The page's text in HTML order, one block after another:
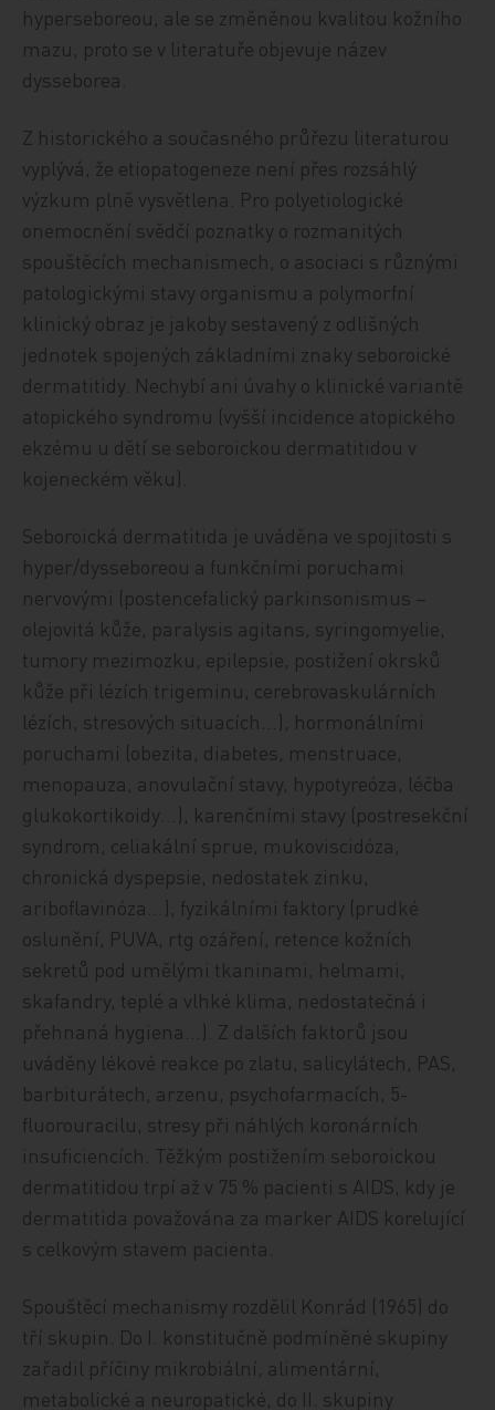
hyperseboreou, ale se změněnou kvalitou kožního
mazu, proto se v literatuře objevuje název
dysseborea.
Z historického a současného průřezu literaturou
vyplývá, že etiopatogeneze není přes rozsáhlý
výzkum plně vysvětlena. Pro polyetiologické
onemocnění svědčí poznatky o rozmanitých
spouštěcích mechanismech, o asociaci s různými
patologickými stavy organismu a polymorfní
klinický obraz je jakoby sestavený z odlišných
jednotek spojených základními znaky seboroické
dermatitidy. Nechybí ani úvahy o klinické variantě
atopického syndromu (vyšší incidence atopického
ekzému u dětí se seboroickou dermatitidou v
kojeneckém věku).
Seboroická dermatitida je uváděna ve spojitosti s
hyper/dysseboreou a funkčními poruchami
nervovými (postencefalický parkinsonismus –
olejovitá kůže, paralysis agitans, syringomyelie,
tumory mezimozku, epilepsie, postižení okrsků
kůže při lézích trigeminu, cerebrovaskulárních
lézích, stresových situacích…), hormonálními
poruchami (obezita, diabetes, menstruace,
menopauza, anovulační stavy, hypotyreóza, léčba
glukokortikoidy…), karenčními stavy (postresekční
syndrom, celiakální sprue, mukoviscidóza,
chronická dyspepsie, nedostatek zinku,
ariboflavinóza…), fyzikálními faktory (prudké
oslunění, PUVA, rtg ozáření, retence kožních
sekretů pod umělými tkaninami, helmami,
skafandry, teplé a vlhké klima, nedostatečná i
přehnaná hygiena…). Z dalších faktorů jsou
uváděny lékové reakce po zlatu, salicylátech, PAS,
barbiturátech, arzenu, psychofarmacích, 5-
fluorouracilu, stresy při náhlých koronárních
insuficiencích. Těžkým postižením seboroickou
dermatitidou trpí až v 75 % pacienti s AIDS, kdy je
dermatitida považována za marker AIDS korelující
s celkovým stavem pacienta.
Spouštěcí mechanismy rozdělil Konrád (1965) do
tří skupin. Do I. konstitučně podmíněné skupiny
zařadil příčiny mikrobiální, alimentární,
metabolické a neuropatické, do II. skupiny